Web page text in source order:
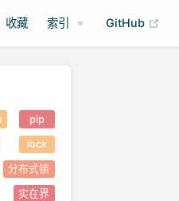
收藏 索引 GitHub
pip
lock
分布式锁
实在界